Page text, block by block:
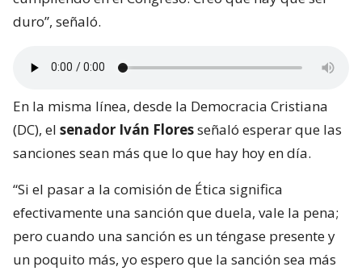
duro”, señaló.
En la misma línea, desde la Democracia Cristiana
(DC), el senador Iván Floresseñaló esperar que las
sanciones sean más que lo que hay hoy en día.
“Si el pasar a la comisión de Ética significa
efectivamente una sanción que duela, vale la pena;
pero cuando una sanción es un téngase presente y
un poquito más, yo espero que la sanción sea más